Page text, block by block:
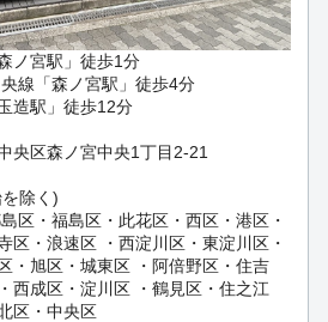
ノ宮駅」徒歩1分
線「森ノ宮駅」徒歩4分
造駅」徒歩12分
央区森ノ宮中央1丁目2‐21
除く)
区・福島区・此花区・西区・港区・
区・浪速区 ・西淀川区・東淀川区・
・旭区・城東区 ・阿倍野区・住吉
西成区・淀川区 ・鶴見区・住之江
区・中央区